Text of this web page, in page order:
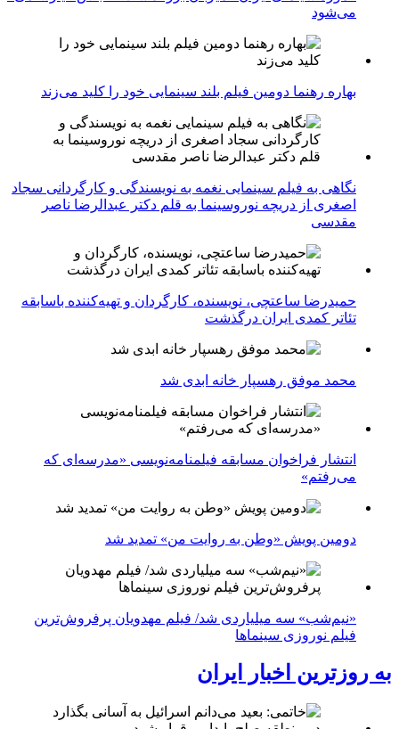
می‌شود
بهاره رهنما دومین فیلم بلند سینمایی خود را کلید می‌زند
نگاهی به فیلم سینمایی نغمه به نویسندگی و کارگردانی سجاد
اصغری از دریچه نوروسینما به قلم دکتر عبدالرضا ناصر
مقدسی
حمیدرضا ساعتچی، نویسنده، کارگردان و تهیه‌کننده باسابقه
تئاتر کمدی ایران درگذشت
محمد موفق رهسپار خانه ابدی شد
انتشار فراخوان مسابقه فیلمنامه‌نویسی «مدرسه‌ای که
می‌رفتم»
دومین پویش «وطن به روایت من» تمدید شد
«نیم‌شب» سه میلیاردی شد/ فیلم مهدویان پرفروش‌ترین
فیلم نوروزی سینماها
به روزترین اخبار ایران